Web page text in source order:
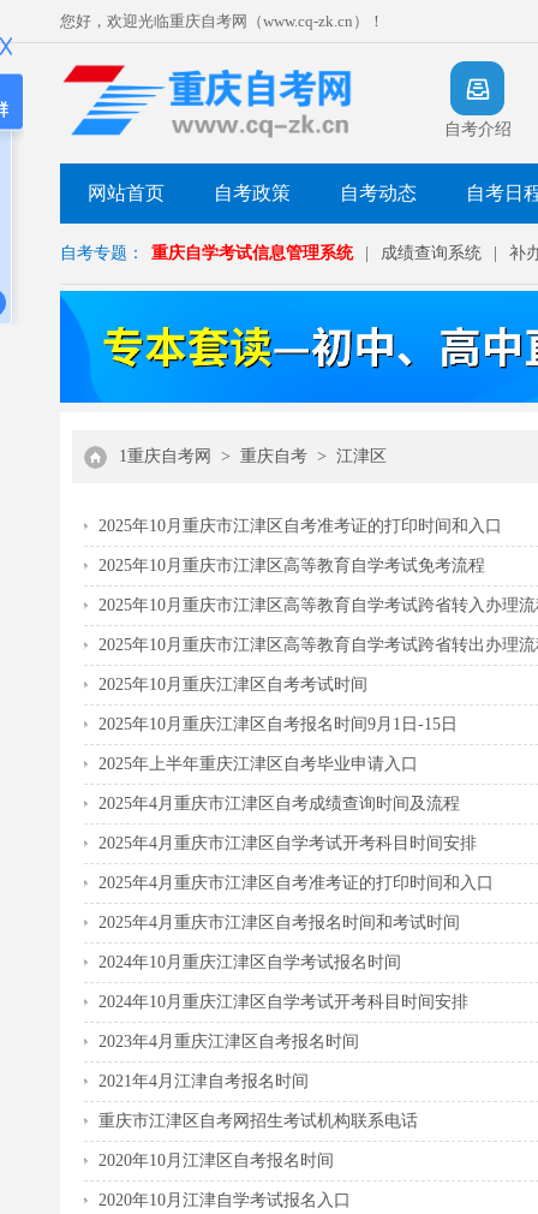
您好，欢迎光临重庆自考网（www.cq-zk.cn）！
自考介绍
网站首页 自考政策 自考动态 自考日
自考专题： 重庆自学考试信息管理系统 成绩查询系统 补
1重庆自考网 > 重庆自考 > 江津区
2025年10月重庆市江津区自考准考证的打印时间和入口
2025年10月重庆市江津区高等教育自学考试免考流程
2025年10月重庆市江津区高等教育自学考试跨省转入办理
2025年10月重庆市江津区高等教育自学考试跨省转出办理
2025年10月重庆江津区自考考试时间
2025年10月重庆江津区自考报名时间9月1日-15日
2025年上半年重庆江津区自考毕业申请入口
2025年4月重庆市江津区自考成绩查询时间及流程
2025年4月重庆市江津区自学考试开考科目时间安排
2025年4月重庆市江津区自考准考证的打印时间和入口
2025年4月重庆市江津区自考报名时间和考试时间
2024年10月重庆江津区自学考试报名时间
2024年10月重庆江津区自学考试开考科目时间安排
2023年4月重庆江津区自考报名时间
2021年4月江津自考报名时间
重庆市江津区自考网招生考试机构联系电话
2020年10月江津区自考报名时间
2020年10月江津自学考试报名入口